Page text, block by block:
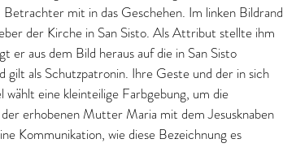
Betrachter mit in das Geschehen. Im linken Bildrand
der Kirche in San Sisto. Als Attribut stellte ihm
aus dem Bild heraus auf die in San Sisto
als Schutzpatronin. Ihre Geste und der in sich
eine kleinteilige Farbgebung, um die
erhobenen Mutter Maria mit dem Jesusknaben
Kommunikation, wie diese Bezeichnung es